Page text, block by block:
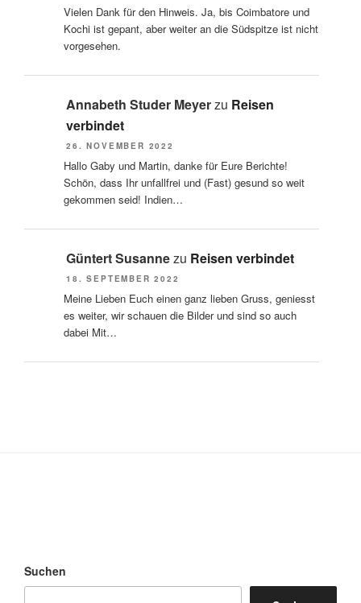
Vielen Dank für den Hinweis. Ja, bis Coimbatore und
Kochi ist gepant, aber weiter an die Südspitze ist nicht
vorgesehen.
Annabeth Studer Meyerzu Reisen
verbindet
26. NOVEMBER 2022
Hallo Gaby und Martin, danke für Eure Berichte!
Schön, dass Ihr unfallfrei und (Fast) gesund so weit
gekommen seid! Indien…
Güntert Susannezu Reisen verbindet
18. SEPTEMBER 2022
Meine Lieben Euch einen ganz lieben Gruss, geniesst
es weiter, wir schauen die Bilder und sind so auch
dabei Mit…
Suchen